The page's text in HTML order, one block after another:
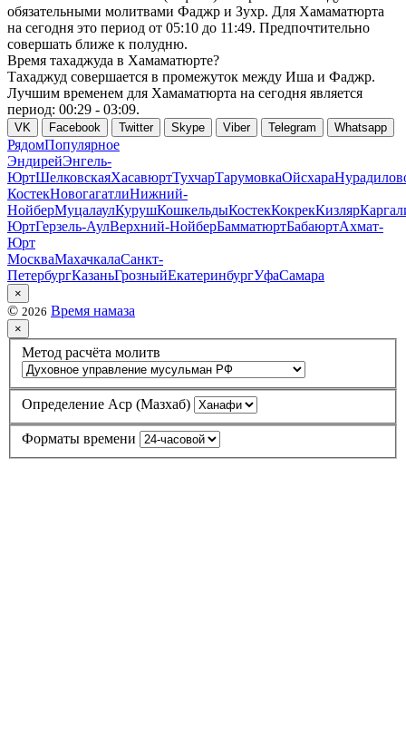
обязательными молитвами Фаджр и Зухр. Для Хамаматюрта
на сегодня это период от 05:10 до 11:49. Предпочтительно
совершать ближе к полудню.
Время тахаджуда в Хамаматюрте?
Тахаджуд совершается в промежуток между Иша и Фаджр.
Лучшим временем для Хамаматюрта на сегодня является
период: 00:29 - 03:09.
VK Facebook Twitter Skype Viber Telegram Whatsapp
РядомПопулярное
ЭндирейЭнгель-
ЮртШелковскаяХасавюртТухчарТарумовкаОйсхара
КостекНовогагатлиНижний-
НойберМуцалаулКурушКошкельдыКостекКокрекКизляр
ЮртГерзель-АулВерхний-НойберБамматюртБабаюртАхмат-
Юрт
МоскваМахачкалаСанкт-
ПетербургКазаньГрозныйЕкатеринбургУфаСамара
×
© 2026 Время намаза
×
Метод расчёта молитв
Определение Аср (Мазхаб)
Форматы времени